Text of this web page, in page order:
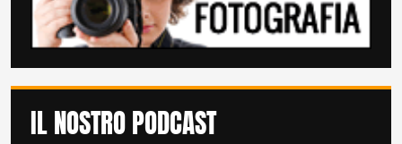
IL NOSTRO PODCAST